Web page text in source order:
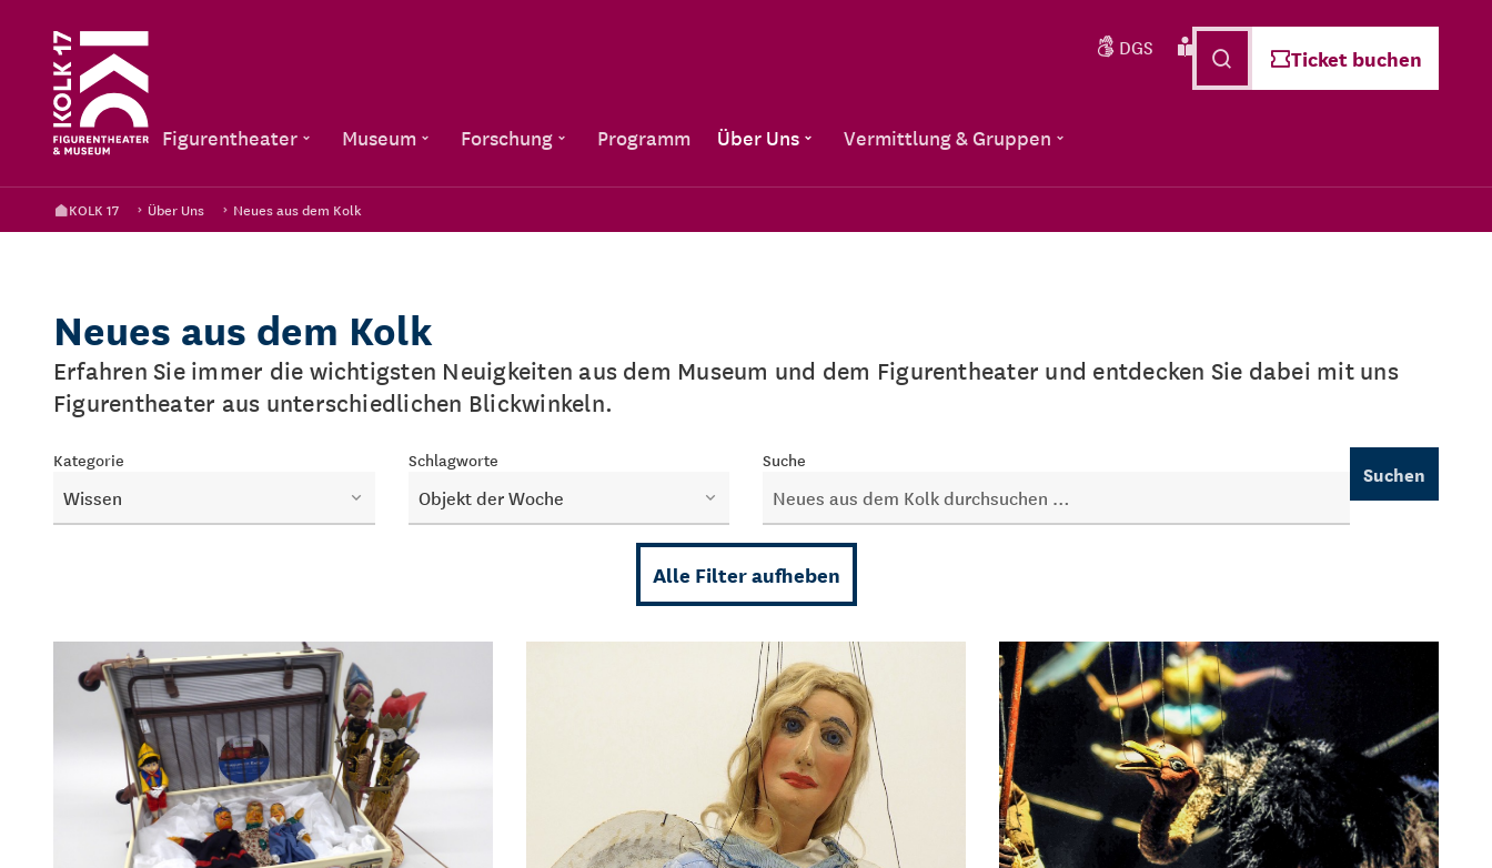
Figurentheater Museum Forschung Programm Über Uns Vermittlung & Gruppen
DGS Leichte Sprache Deutsch
Ticket buchen
KOLK 17 Über Uns Neues aus dem Kolk
Neues aus dem Kolk
Erfahren Sie immer die wichtigsten Neuigkeiten aus dem Museum und dem Figurentheater und entdecken Sie dabei mit uns
Figurentheater aus unterschiedlichen Blickwinkeln.
Kategorie
Wissen
Schlagworte
Objekt der Woche
Suche
Suchen
Alle Filter aufheben